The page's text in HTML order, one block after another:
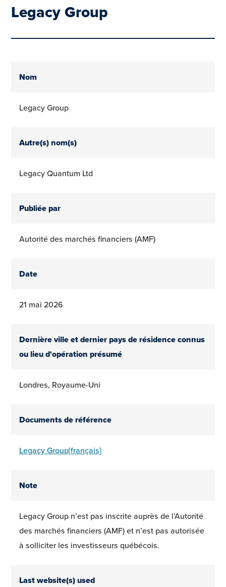
Legacy Group
Nom
Legacy Group
Autre(s) nom(s)
Legacy Quantum Ltd
Publiée par
Autorité des marchés financiers (AMF)
Date
21 mai 2026
Dernière ville et dernier pays de résidence connus
ou lieu d'opération présumé
Londres, Royaume-Uni
Documents de référence
Legacy Group[français]
Note
Legacy Group n’est pas inscrite auprès de l’Autorité
des marchés financiers (AMF) et n’est pas autorisée
à solliciter les investisseurs québécois.
Last website(s) used